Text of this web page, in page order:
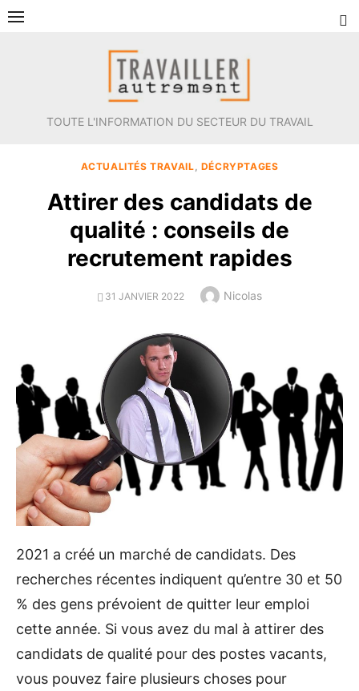
Aller
TOUTE L'INFORMATION DU SECTEUR DU TRAVAIL
ACTUALITÉS TRAVAIL DÉCRYPTAGES
Attirer des candidats de
qualité : conseils de
recrutement rapides
POSTED
31 JANVIER 2022 Author
Nicolas
2021 a créé un marché de candidats. Des
recherches récentes indiquent qu’entre 30 et 50
% des gens prévoient de quitter leur emploi
cette année. Si vous avez du mal à attirer des
candidats de qualité pour des postes vacants,
vous pouvez faire plusieurs choses pour